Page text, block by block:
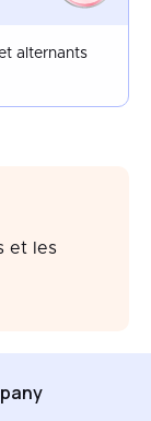
alternants
et les